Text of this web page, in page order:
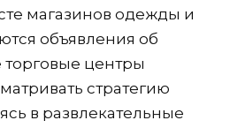
магазинов одежды и
объявления об
центры
стратегию
в развлекательные